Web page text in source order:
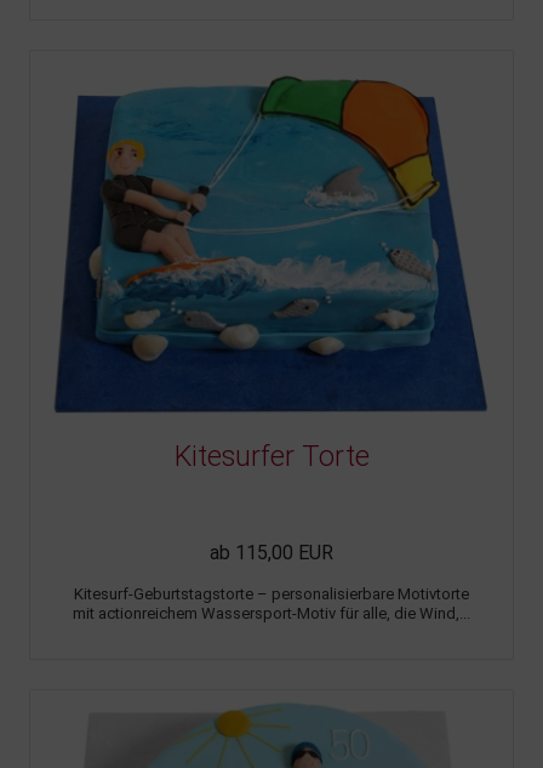
Kitesurfer Torte
ab 115,00 EUR
Kitesurf-Geburtstagstorte – personalisierbare Motivtorte
mit actionreichem Wassersport-Motiv für alle, die Wind,...